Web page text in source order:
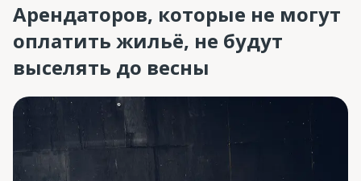
Арендаторов, которые не могут
оплатить жильё, не будут
выселять до весны